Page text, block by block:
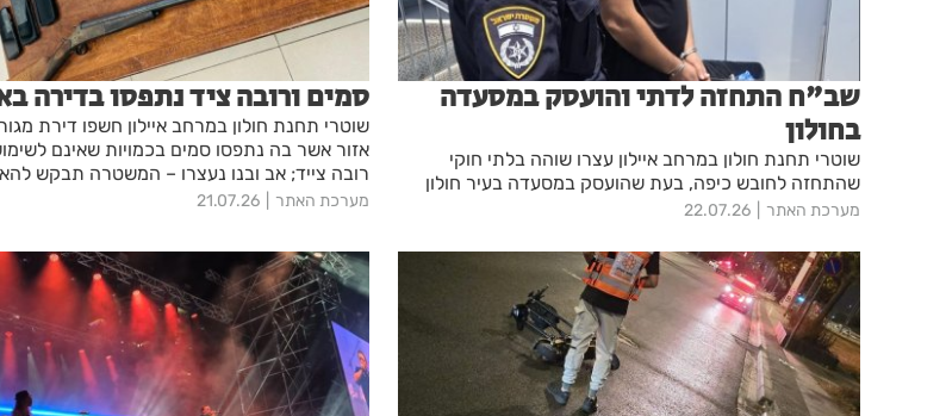
שב"ח התחזה לדתי והועסק במסעדה
בחולון
שוטרי תחנת חולון במרחב איילון עצרו שוהה בלתי חוקי
שהתחזה לחובש כיפה, בעת שהועסק במסעדה בעיר חולון
מערכת האתר 22.07.26
סמים ורובה ציד נתפסו בדירה
שוטרי תחנת חולון במרחב איילון חשפו דירת
אזור אשר בה נתפסו סמים בכמויות שאינם
רובה צייד; אב ובנו נעצרו – המשטרה תבקש
מעצרם בבית המשפט
מערכת האתר 21.07.26